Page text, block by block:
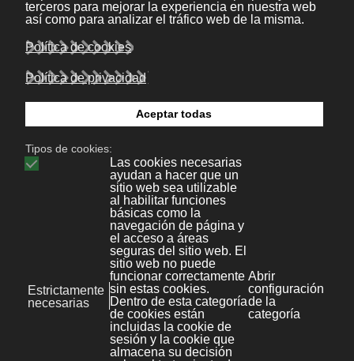
Diseño y desarrollo:
Aviso legal
Noticias
File Store
Kit Digital
Polícita de Privacidad
Política de cookies